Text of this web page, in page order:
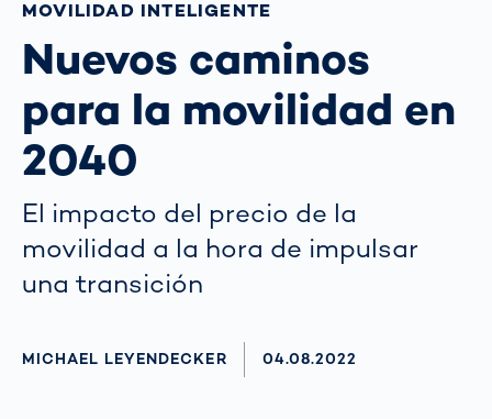
MOVILIDAD INTELIGENTE
Nuevos caminos
para la movilidad en
2040
El impacto del precio de la
movilidad a la hora de impulsar
una transición
AUTHOR
MICHAEL LEYENDECKER AKTUALISIERT AM:
04.08.2022